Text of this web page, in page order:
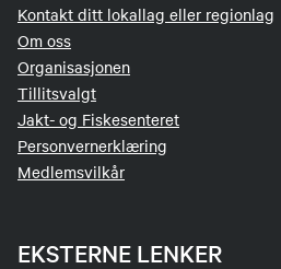
Kontakt ditt lokallag eller regionlag
Om oss
Organisasjonen
Tillitsvalgt
Jakt- og Fiskesenteret
Personvernerklæring
Medlemsvilkår
EKSTERNE LENKER